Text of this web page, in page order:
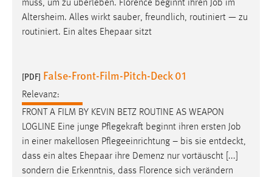
muss, um zu überleben. Florence beginnt ihren Job im
Altersheim. Alles wirkt sauber, freundlich, routiniert — zu
routiniert. Ein altes Ehepaar sitzt
[PDF] False-Front-Film-Pitch-Deck 01
Relevanz:
FRONT A FILM BY KEVIN BETZ ROUTINE AS WEAPON
LOGLINE Eine junge Pflegekraft beginnt ihren ersten Job
in einer makellosen Pflegeeinrichtung – bis sie entdeckt,
dass ein altes Ehepaar ihre Demenz nur vortäuscht [...]
sondern die Erkenntnis, dass Florence sich verändern
EXTERNE MEDIEN
Um Inhalte von Videoplattformen und Social Media
Plattformen anzeigen zu können, werden von diesen
YouTube
Vimeo